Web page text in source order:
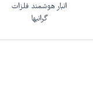
انبار هوشمند فلزات
گرانبها